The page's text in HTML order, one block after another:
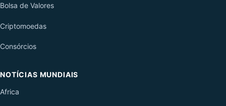
Bolsa de Valores
Criptomoedas
Consórcios
NOTÍCIAS MUNDIAIS
Africa